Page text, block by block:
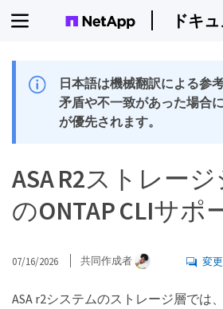
ドキ
日本語は機械翻訳による参
矛盾や不一致があった場合
が優先されます。
ASA R2ストレー
のONTAP CLIサポ
07/16/2026 共同作成者 変
ASA r2システムのストレージ層では